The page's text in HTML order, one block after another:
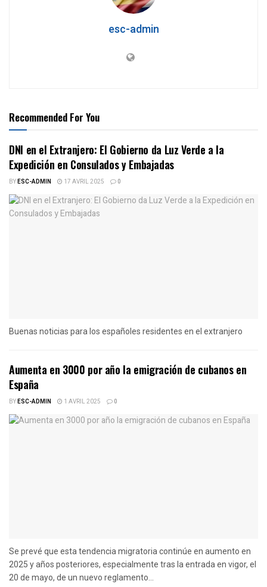
esc-admin
Recommended For You
DNI en el Extranjero: El Gobierno da Luz Verde a la
Expedición en Consulados y Embajadas
BYESC-ADMIN 17 AVRIL 2025 0
Buenas noticias para los españoles residentes en el extranjero
Aumenta en 3000 por año la emigración de cubanos en
España
BYESC-ADMIN 1 AVRIL 2025 0
Se prevé que esta tendencia migratoria continúe en aumento en
2025 y años posteriores, especialmente tras la entrada en vigor, el
20 de mayo, de un nuevo reglamento...